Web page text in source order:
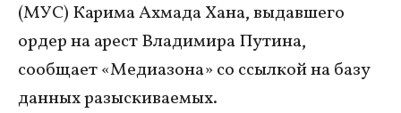
(МУС) Карима Ахмада Хана, выдавшего
ордер на арест Владимира Путина,
сообщает «Медиазона» со ссылкой на базу
данных разыскиваемых.